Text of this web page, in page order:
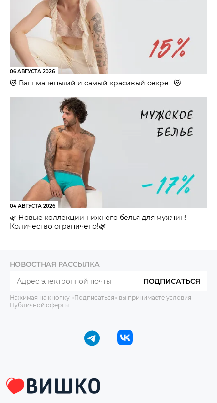
06 АВГУСТА 2026
😻 Ваш маленький и самый красивый секрет 😻
04 АВГУСТА 2026
🌿 Новые коллекции нижнего белья для мужчин!
Количество ограничено!🌿
НОВОСТНАЯ РАССЫЛКА
ПОДПИСАТЬСЯ
Нажимая на кнопку «Подписаться» вы принимаете условия
Публичной оферты